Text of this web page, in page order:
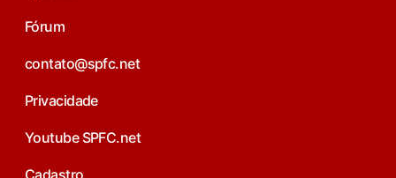
Fórum
contato@spfc.net
Privacidade
Youtube SPFC.net